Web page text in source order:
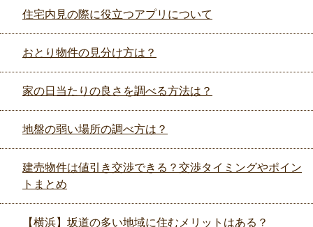
住宅内見の際に役立つアプリについて
おとり物件の見分け方は？
家の日当たりの良さを調べる方法は？
地盤の弱い場所の調べ方は？
建売物件は値引き交渉できる？交渉タイミングやポイン
トまとめ
【横浜】坂道の多い地域に住むメリットはある？